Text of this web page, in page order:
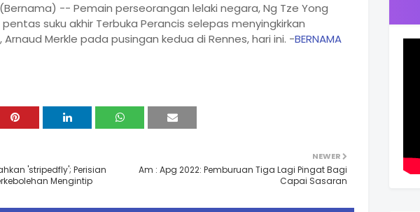
(Bernama) -- Pemain perseorangan lelaki negara, Ng Tze Yong
suku akhir Terbuka Perancis selepas menyingkirkan
Merkle pada pusingan kedua di Rennes, hari ini. -BERNAMA
NEWER
Am : Apg 2022: Pemburuan Tiga Lagi Pingat Bagi
Capai Sasaran
'stripedfly'; Perisian
Mengintip